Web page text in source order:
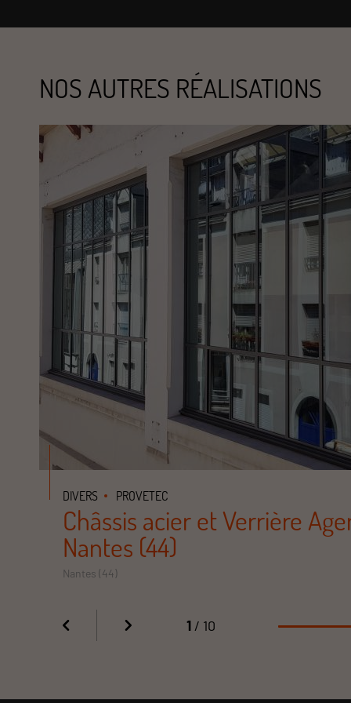
NOS AUTRES RÉALISATIONS
DIVERS PROVETEC
Châssis acier et Verrière
Nantes (44)
Nantes (44)
1 / 10